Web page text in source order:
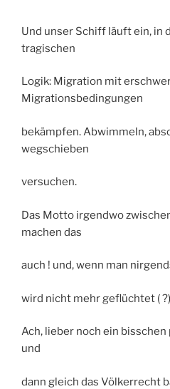
Und unser Schiff läuft ein, in
tragischen
Logik: Migration mit
Migrationsbedingungen
bekämpfen. Abwimmeln,
wegschieben
versuchen.
Das Motto irgendwo
machen das
auch ! und, wenn man
wird nicht mehr geflüchtet ( ?)
Ach, lieber noch ein
und
dann gleich das Völkerrecht